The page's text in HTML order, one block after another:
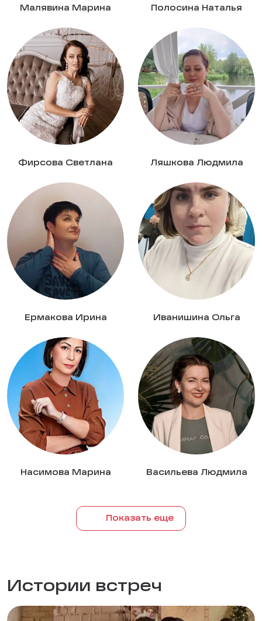
Малявина Марина Полосина Наталья
Фирсова Светлана Ляшкова Людмила
Ермакова Ирина Иванишина Ольга
Насимова Марина Васильева Людмила
Показать еще
Истории встреч